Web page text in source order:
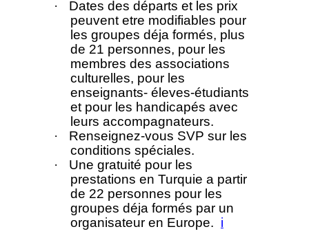
·
Dates des départs et les prix
peuvent etre modifiables pour
les groupes déja formés, plus
de 21 personnes, pour les
membres des associations
culturelles, pour les
enseignants- éleves-étudiants
et pour les handicapés avec
leurs accompagnateurs.
·
Renseignez-vous SVP sur les
conditions spéciales.
·
Une gratuité pour les
prestations en Turquie a partir
de 22 personnes pour les
groupes déja formés par un
organisateur en Europe. i